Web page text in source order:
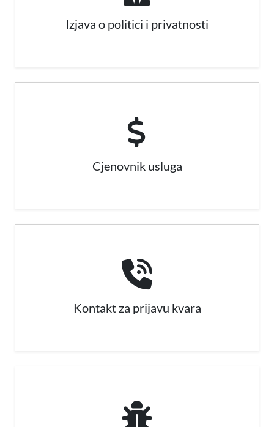
Izjava o politici i privatnosti
Cjenovnik usluga
Kontakt za prijavu kvara